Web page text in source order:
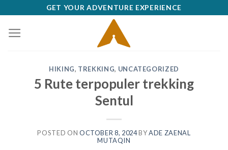
content
GET YOUR ADVENTURE EXPERIENCE
HIKING, TREKKING, UNCATEGORIZED
5 Rute terpopuler trekking
Sentul
POSTED ON OCTOBER 8, 2024BYADE ZAENAL
MUTAQIN